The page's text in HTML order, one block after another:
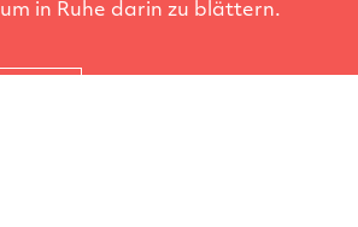
in Ruhe darin zu blättern.